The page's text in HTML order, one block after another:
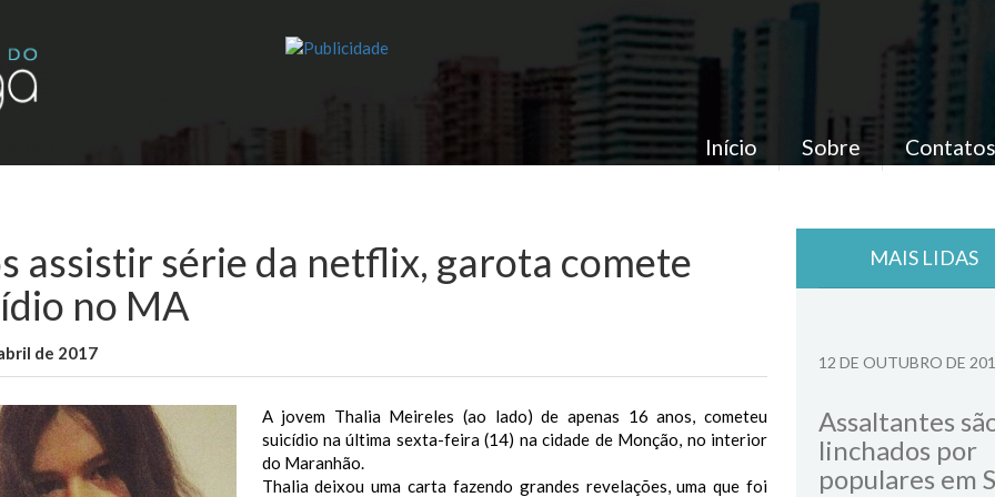
Início Sobre Contatos
assistir série da netflix, garota comete
no MA
de 2017
A jovem Thalia Meireles (ao lado) de apenas 16 anos, cometeu
suicídio na última sexta-feira (14) na cidade de Monção, no interior
do Maranhão.
Thalia deixou uma carta fazendo grandes revelações, uma que foi
MAIS LIDAS
12 DE OUTUBRO DE
Assaltantes
linchados por
populares em